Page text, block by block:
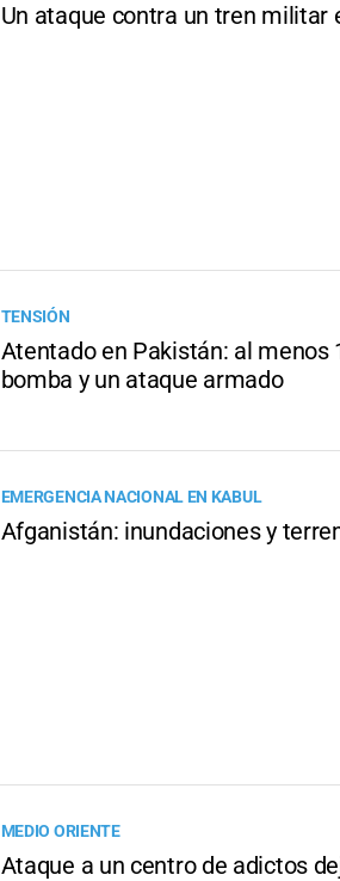
Un ataque contra un tren
TENSIÓN
Atentado en Pakistán: al
bomba y un ataque armado
EMERGENCIA NACIONAL EN KABUL
Afganistán: inundaciones y
MEDIO ORIENTE
Ataque a un centro de adictos